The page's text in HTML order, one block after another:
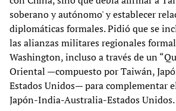
soberano y autónomo' y establecer
diplomáticas formales. Pidió que se
las alianzas militares regionales
Washington, incluso a través de un
Oriental —compuesto por Taiwán,
Estados Unidos— para complementar
Japón-India-Australia-Estados Unidos.